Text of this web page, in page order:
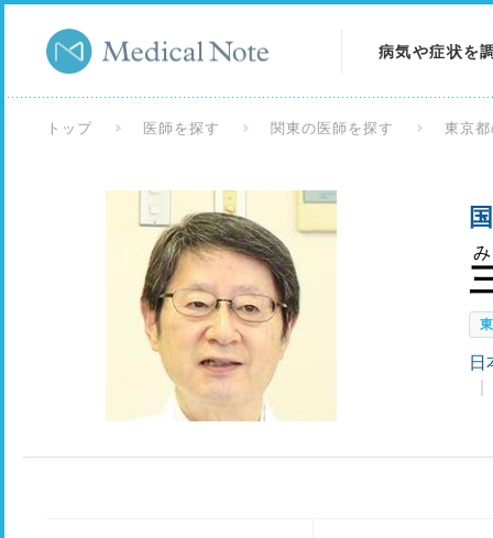
病気や症状を
検査を調べる
トップ 医師を探す 関東の医師を探す 東京
日